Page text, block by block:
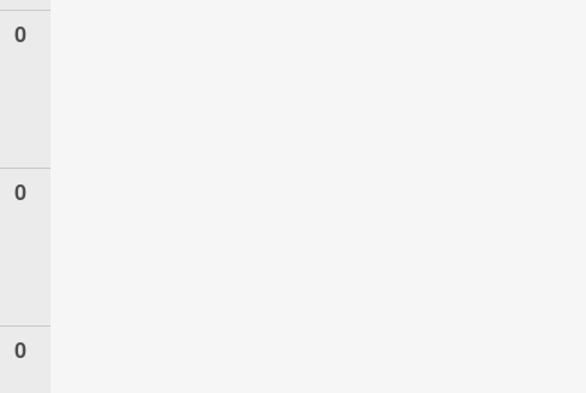
0
0
0